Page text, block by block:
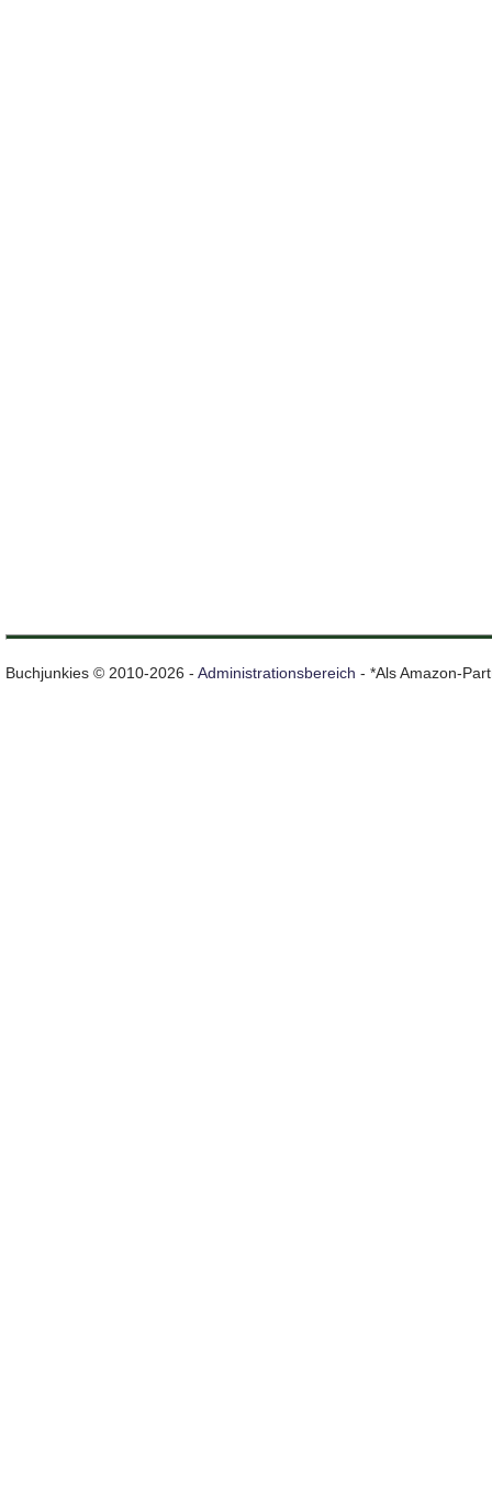
Buchjunkies © 2010-2026 - Administrationsbereich - *Als Amazon-